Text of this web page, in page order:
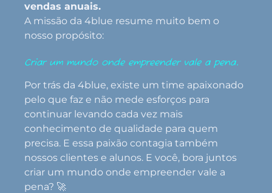
vendas anuais.
A missão da 4blue resume muito bem o
nosso propósito:
Criar um mundo onde empreender vale a pena.
Por trás da 4blue, existe um time apaixonado
pelo que faz e não mede esforços para
continuar levando cada vez mais
conhecimento de qualidade para quem
precisa. E essa paixão contagia também
nossos clientes e alunos. E você, bora juntos
criar um mundo onde empreender vale a
pena? 🚀